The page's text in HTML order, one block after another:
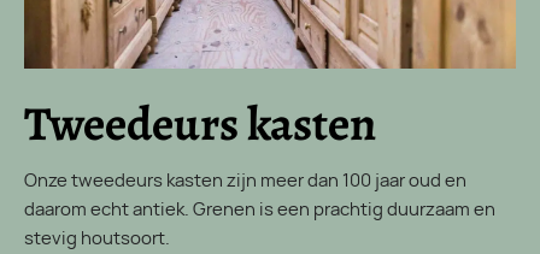
Tweedeurs kasten
Onze tweedeurs kasten zijn meer dan 100 jaar oud en
daarom echt antiek. Grenen is een prachtig duurzaam en
stevig houtsoort.